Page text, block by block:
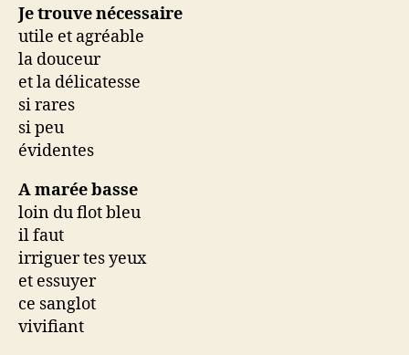
Je trouve nécessaire
utile et agréable
la douceur
et la délicatesse
si rares
si peu
évidentes
A marée basse
loin du flot bleu
il faut
irriguer tes yeux
et essuyer
ce sanglot
vivifiant